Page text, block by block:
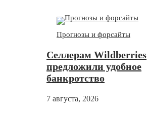
Прогнозы и форсайты
Селлерам Wildberries
предложили удобное
банкротство
7 августа, 2026